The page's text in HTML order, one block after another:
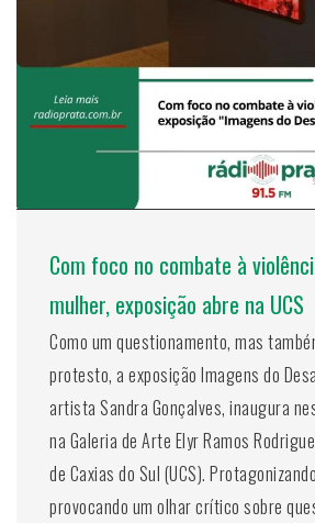
Com foco no combate à
mulher, exposição abre na UCS
Como um questionamento, mas
protesto, a exposição Imagens do
artista Sandra Gonçalves, inaugura
na Galeria de Arte Elyr Ramos
de Caxias do Sul (UCS).
provocando um olhar crítico sobre